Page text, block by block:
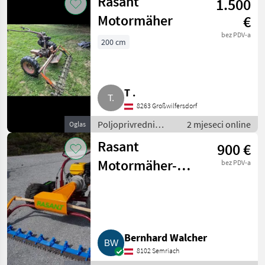
Motokultivatori i
motorne freze
Oglas
Motormäher
1.500
€
bez PDV-a
200 cm
T .
8263 Großwilfersdorf
Poljoprivredni
motorni strojevi /
Motokultivatori i
motorne freze
2 mjeseci online
Rasant
Motormäher-
900 €
bez PDV-a
Bernhard Walcher
8102 Semriach